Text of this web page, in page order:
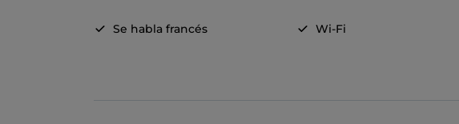
Se habla francés Wi-Fi